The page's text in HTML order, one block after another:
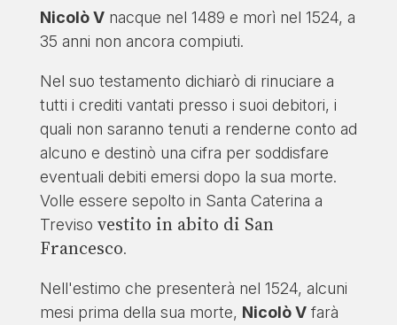
Nicolò Vnacque nel 1489 e morì nel 1524, a
35 anni non ancora compiuti.
Nel suo testamento dichiarò di rinuciare a
tutti i crediti vantati presso i suoi debitori, i
quali non saranno tenuti a renderne conto ad
alcuno e destinò una cifra per soddisfare
eventuali debiti emersi dopo la sua morte.
Volle essere sepolto in Santa Caterina a
Treviso vestito in abito di San
Francesco.
Nell'estimo che presenterà nel 1524, alcuni
mesi prima della sua morte, Nicolò Vfarà